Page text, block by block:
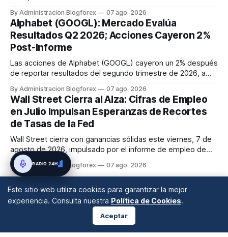
54,036.93 y el Nasdaq Composite escaló 1.3% a 26,690.62.
El impulso provino de un informe de empleo de julio
inesperadamente ...
By Administracion Blogforex 07 ago. 2026
Alphabet (GOOGL): Mercado Evalúa
Resultados Q2 2026; Acciones Cayeron 2%
Post-Informe
Las acciones de Alphabet (GOOGL) cayeron un 2% después
de reportar resultados del segundo trimestre de 2026, a
usuarios de Gemini, en un mercado que evalúa el impacto
de las inversiones en IA.
By Administracion Blogforex 07 ago. 2026
Wall Street Cierra al Alza: Cifras de Empleo
en Julio Impulsan Esperanzas de Recortes
de Tasas de la Fed
Wall Street cierra con ganancias sólidas este viernes, 7 de
agosto de 2026, impulsado por el informe de empleo de
julio que mostró una pérdida inesperada de 23,000 puestos
de trabajo. Este dato macroeconómico incrementó las
política m...
By Administracion Blogforex 07 ago. 2026
Este sitio web utiliza cookies para garantizar la mejor
experiencia. Consulta nuestra Política de Cookies.
Aceptar
RADIO 24H